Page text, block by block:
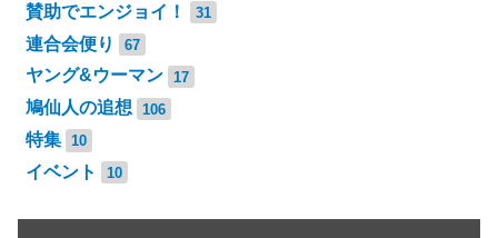
賛助でエンジョイ！ 31
連合会便り 67
ヤング&ウーマン 17
鳩仙人の追想 106
特集 10
イベント 10